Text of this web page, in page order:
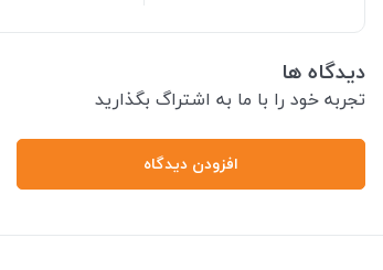
دیدگاه ها
تجربه خود را با ما به اشتراگ بگذارید
افزودن دیدگاه